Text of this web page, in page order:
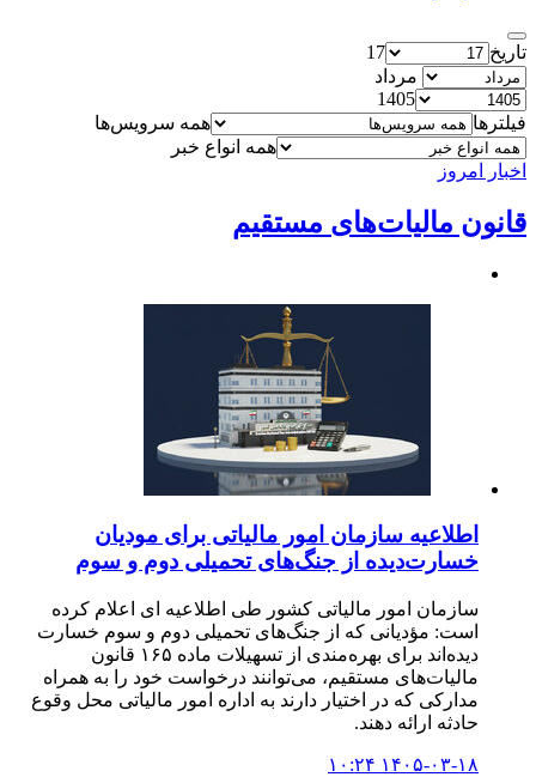
تاریخ
17
مرداد
1405
فیلترها
همه سرویس‌ها
همه انواع خبر
اخبار امروز
قانون مالیات‌های مستقیم
اطلاعیه سازمان امور مالیاتی برای مودیان
خسارت‌دیده از جنگ‌های تحمیلی دوم و سوم
سازمان امور مالیاتی کشور طی اطلاعیه ای اعلام کرده
است: مؤدیانی که از جنگ‌های تحمیلی دوم و سوم خسارت
دیده‌اند برای بهره‌مندی از تسهیلات ماده ۱۶۵ قانون
مالیات‌های مستقیم، می‌توانند درخواست خود را به همراه
مدارکی که در اختیار دارند به اداره امور مالیاتی محل وقوع‌
حادثه ارائه دهند.
۱۴۰۵-۰۳-۱۸ ۱۰:۲۴